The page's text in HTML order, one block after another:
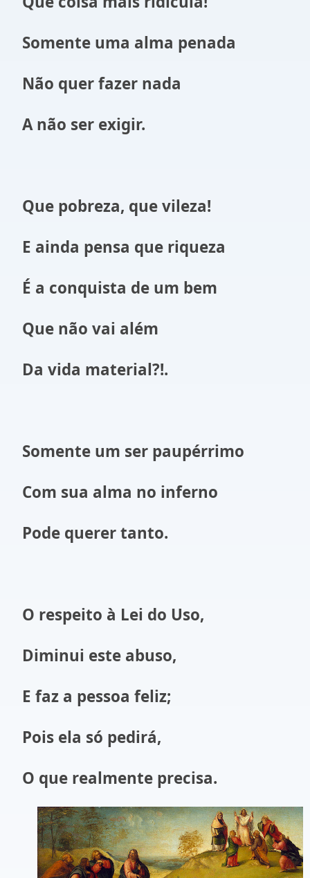
Somente uma alma penada
Não quer fazer nada
A não ser exigir.
Que pobreza, que vileza!
E ainda pensa que riqueza
É a conquista de um bem
Que não vai além
Da vida material?!.
Somente um ser paupérrimo
Com sua alma no inferno
Pode querer tanto.
O respeito à Lei do Uso,
Diminui este abuso,
E faz a pessoa feliz;
Pois ela só pedirá,
O que realmente precisa.